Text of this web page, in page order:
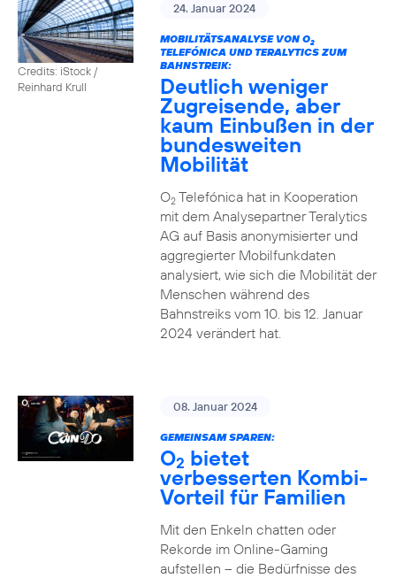
Credits: iStock /
Reinhard Krull
24. Januar 2024
MOBILITÄTSANALYSE VON O2
TELEFÓNICA UND TERALYTICS ZUM
BAHNSTREIK:
Deutlich weniger
Zugreisende, aber
kaum Einbußen in der
bundesweiten
Mobilität
O2Telefónica hat in Kooperation
mit dem Analysepartner Teralytics
AG auf Basis anonymisierter und
aggregierter Mobilfunkdaten
analysiert, wie sich die Mobilität der
Menschen während des
Bahnstreiks vom 10. bis 12. Januar
2024 verändert hat.
08. Januar 2024
GEMEINSAM SPAREN:
O2 bietet
verbesserten Kombi-
Vorteil für Familien
Mit den Enkeln chatten oder
Rekorde im Online-Gaming
aufstellen – die Bedürfnisse des